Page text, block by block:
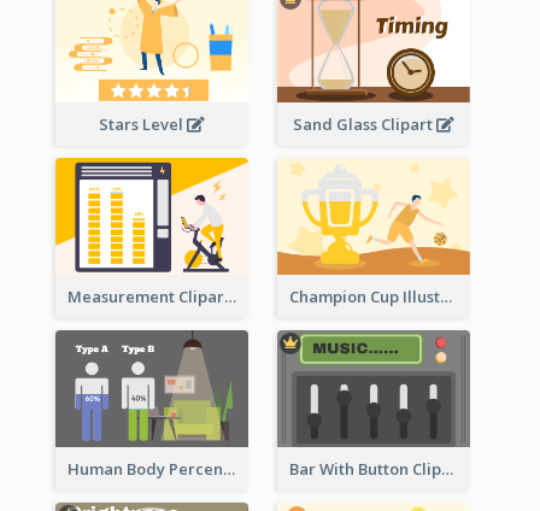
Stars Level Sand Glass Clipart
Measurement Clipart Champion Cup Illustration
Human Body Percentage Comparison Bar With Button Clipart